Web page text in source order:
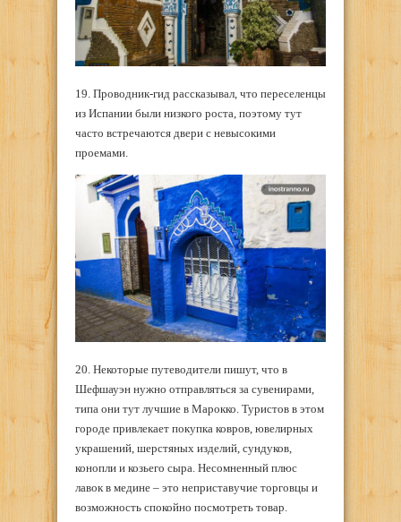
19. Проводник-гид рассказывал, что переселенцы
из Испании были низкого роста, поэтому тут
часто встречаются двери с невысокими
проемами.
20. Некоторые путеводители пишут, что в
Шефшауэн нужно отправляться за сувенирами,
типа они тут лучшие в Марокко. Туристов в этом
городе привлекает покупка ковров, ювелирных
украшений, шерстяных изделий, сундуков,
конопли и козьего сыра. Несомненный плюс
лавок в медине – это неприставучие торговцы и
возможность спокойно посмотреть товар.